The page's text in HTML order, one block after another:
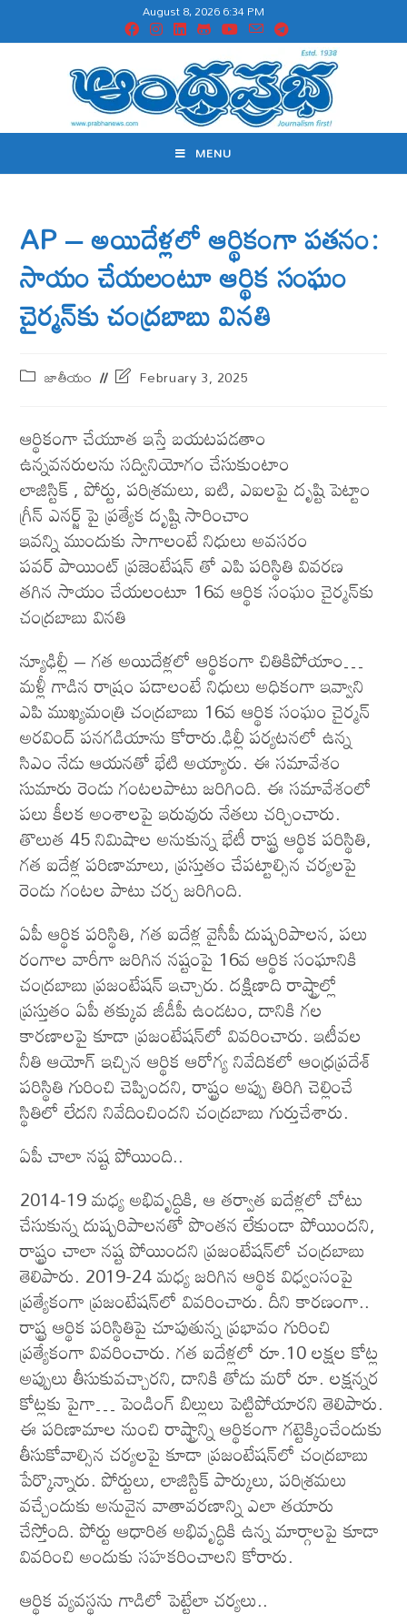
August 8, 2026 6:34 PM
MENU
AP – అయిదేళ్ల‌లో ఆర్థికంగా ప‌త‌నం:
సాయం చేయ‌లంటూ ఆర్థిక సంఘం
చైర్మన్‌కు చంద్ర‌బాబు విన‌తి
జాతీయం February 3, 2025
ఆర్థికంగా చేయూత ఇస్తే బ‌య‌ట‌ప‌డ‌తాం
ఉన్నవ‌న‌రులను స‌ద్వినియోగం చేసుకుంటాం
లాజిస్టిక్ , పోర్టు, ప‌రిశ్ర‌మ‌లు, ఐటి, ఎఐల‌పై దృష్టి పెట్టాం
గ్రీన్ ఎన‌ర్జ్ పై ప్ర‌త్యేక దృష్టి సారించాం
ఇవ‌న్ని ముందుకు సాగాలంటే నిధులు అవ‌స‌రం
ప‌వ‌ర్ పాయింట్ ప్ర‌జెంటేష‌న్ తో ఎపి ప‌రిస్థితి వివ‌ర‌ణ
త‌గిన సాయం చేయ‌లంటూ 16వ ఆర్థిక సంఘం చైర్మన్‌కు
చంద్ర‌బాబు విన‌తి
న్యూఢిల్లీ – గ‌త అయిదేళ్ల‌లో ఆర్థికంగా చితికిపోయాం…
మ‌ళ్లీ గాడిన రాష్రం ప‌డాలంటే నిధులు అధికంగా ఇవ్వాని
ఎపి ముఖ్య‌మంత్రి చంద్ర‌బాబు 16వ ఆర్థిక సంఘం చైర్మన్‌
అరవింద్‌ పనగడియాను కోరారు.ఢిల్లీ ప‌ర్య‌ట‌న‌లో ఉన్న
సిఎం నేడు ఆయ‌న‌తో భేటి అయ్యారు. ఈ సమావేశం
సుమారు రెండు గంటలపాటు జరిగింది. ఈ సమావేశంలో
పలు కీలక అంశాలపై ఇరువురు నేతలు చర్చించారు.
తొలుత 45 నిమిషాల అనుకున్న భేటీ రాష్ట్ర ఆర్థిక పరిస్థితి,
గత ఐదేళ్ల పరిణామాలు, ప్రస్తుతం చేపట్టాల్సిన చర్యలపై
రెండు గంటల పాటు చర్చ జరిగింది.
ఏపీ ఆర్థిక పరిస్థితి, గత ఐదేళ్ల వైసీపీ దుష్పరిపాలన, పలు
రంగాల వారీగా జరిగిన నష్టంపై 16వ ఆర్థిక సంఘానికి
చంద్రబాబు ప్రజంటేషన్‌ ఇచ్చారు. దక్షిణాది రాష్ట్రాల్లో
ప్రస్తుతం ఏపీ తక్కువ జీడీపీ ఉండటం, దానికి గల
కారణాలపై కూడా ప్రజంటేషన్‌లో వివరించారు. ఇటీవల
నీతి ఆయోగ్‌ ఇచ్చిన ఆర్థిక ఆరోగ్య నివేదికలో ఆంధ్రప్రదేశ్‌
పరిస్థితి గురించి చెప్పిందని, రాష్ట్రం అప్పు తిరిగి చెల్లించే
స్థితిలో లేదని నివేదించిందని చంద్రబాబు గుర్తుచేశారు.
ఏపీ చాలా నష్ట పోయింది..
2014-19 మధ్య అభివృద్ధికి, ఆ తర్వాత ఐదేళ్లలో చోటు
చేసుకున్న దుష్పరిపాలనతో పొంతన లేకుండా పోయిందని,
రాష్ట్రం చాలా నష్ట పోయిందని ప్రజంటేషన్‌లో చంద్రబాబు
తెలిపారు. 2019-24 మధ్య జరిగిన ఆర్థిక విధ్వంసంపై
ప్రత్యేకంగా ప్రజంటేషన్‌లో వివరించారు. దీని కారణంగా..
రాష్ట్ర ఆర్థిక పరిస్థితిపై చూపుతున్న ప్రభావం గురించి
ప్రత్యేకంగా వివరించారు. గత ఐదేళ్లలో రూ.10 లక్షల కోట్ల
అప్పులు తీసుకువచ్చారని, దానికి తోడు మరో రూ. లక్షన్నర
కోట్లకు పైగా… పెండింగ్‌ బిల్లులు పెట్టిపోయారని తెలిపారు.
ఈ పరిణామాల నుంచి రాష్ట్రాన్ని ఆర్థికంగా గట్టెక్కించేందుకు
తీసుకోవాల్సిన చర్యలపై కూడా ప్రజంటేషన్‌లో చంద్రబాబు
పేర్కొన్నారు. పోర్టులు, లాజిస్టిక్‌ పార్కులు, పరిశ్రమలు
వచ్చేందుకు అనువైన వాతావరణాన్ని ఎలా తయారు
చేస్తోంది. పోర్టు ఆధారిత అభివృద్ధికి ఉన్న మార్గాలపై కూడా
వివరించి అందుకు సహకరించాలని కోరారు.
ఆర్థిక వ్యవస్థను గాడిలో పెట్టేలా చర్యలు..